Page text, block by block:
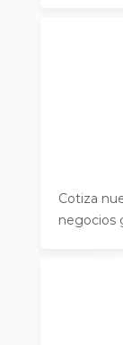
Cotiza
negocios